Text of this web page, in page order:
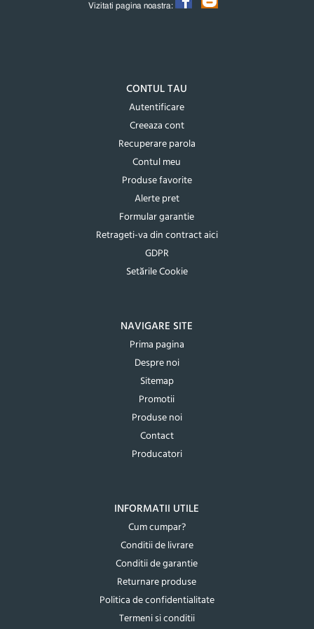
Vizitati pagina noastra:
CONTUL TAU
Autentificare
Creeaza cont
Recuperare parola
Contul meu
Produse favorite
Alerte pret
Formular garantie
Retrageti-va din contract aici
GDPR
Setările Cookie
NAVIGARE SITE
Prima pagina
Despre noi
Sitemap
Promotii
Produse noi
Contact
Producatori
INFORMATII UTILE
Cum cumpar?
Conditii de livrare
Conditii de garantie
Returnare produse
Politica de confidentialitate
Termeni si conditii